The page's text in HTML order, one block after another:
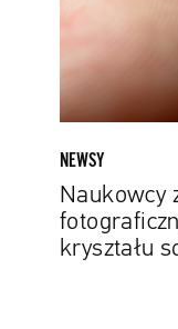
kryształu
NEWSY
Naukowcy
kryształu